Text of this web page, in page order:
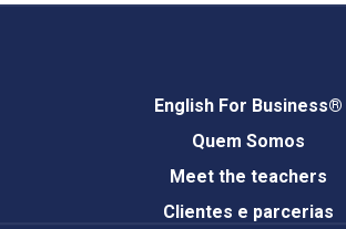
English For Business®
Quem Somos
Meet the teachers
Clientes e parcerias